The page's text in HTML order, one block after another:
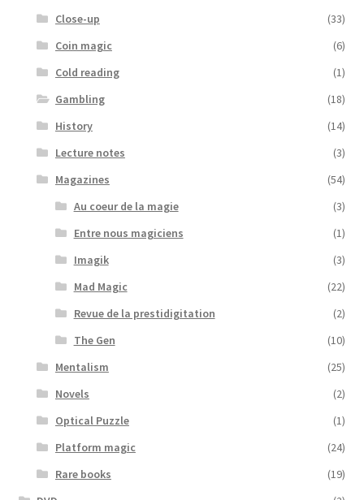
Close-up
(33)
Coin magic
(6)
Cold reading
(1)
Gambling
(18)
History
(14)
Lecture notes
(3)
Magazines
(54)
Au coeur de la magie
(3)
Entre nous magiciens
(1)
Imagik
(3)
Mad Magic
(22)
Revue de la prestidigitation
(2)
The Gen
(10)
Mentalism
(25)
Novels
(2)
Optical Puzzle
(1)
Platform magic
(24)
Rare books
(19)